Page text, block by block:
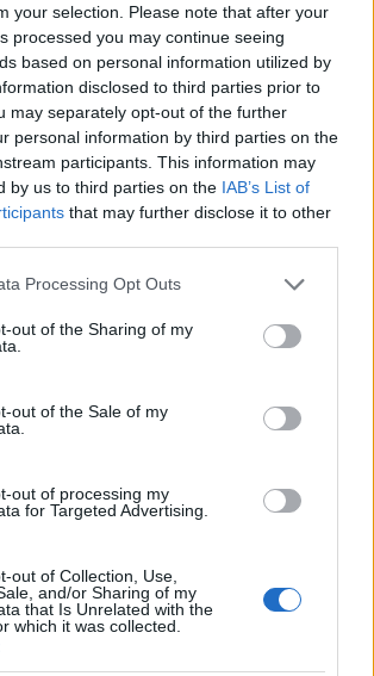
your selection. Please note that after your
processed you may continue seeing
based on personal information utilized by
disclosed to third parties prior to
may separately opt-out of the further
personal information by third parties on the
participants. This information may
by us to third parties on the IAB’s List of
that may further disclose it to other
this website/app uses one or more Google
visit or usage behaviour. You may click to
to Google and its third-party tags to
below specified purposes in below Google
Processing Opt Outs
out of the Sharing of my
out of the Sale of my
out of processing my
for Targeted Advertising.
out of Collection, Use,
and/or Sharing of my
that Is Unrelated with the
which it was collected.
napjaiban a kormányzat úgy
a Kulturális
Hivatalt. Bár L. Simon László,
államtitkár múlt héten a
fogalmazott, hogy: "Soha senki
hogy meg fogjuk szüntetni a…